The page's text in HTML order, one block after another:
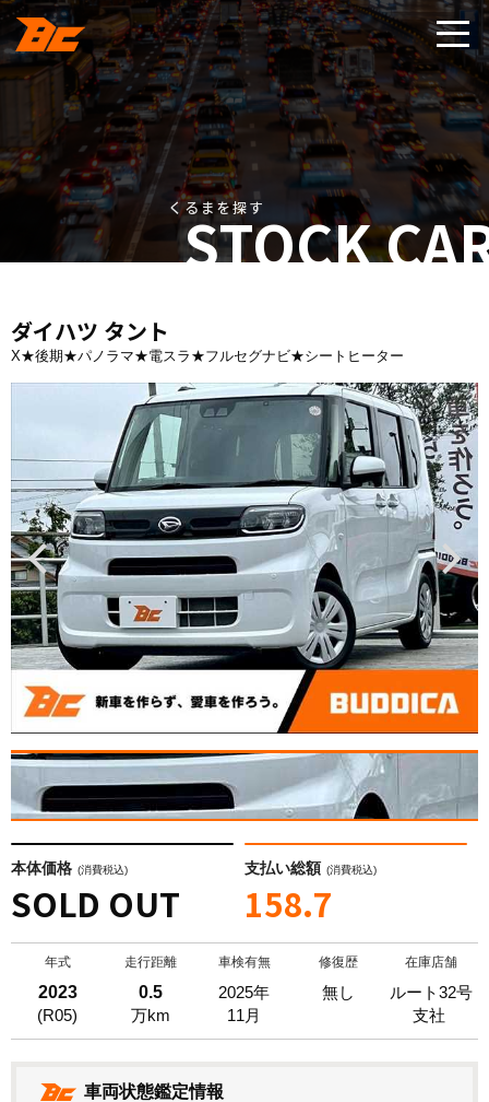
くるまを探す
STOCK
ダイハツ タント
X★後期★パノラマ★電スラ★フルセグナビ★シートヒーター
本体価格 (消費税込)
SOLD OUT
支払い総額 (消費税込)
158.7
年式
2023
(R05)
走行距離
0.5
万km
車検有無
2025年
11月
修復歴
無し
在庫店舗
ルート32号
支社
車両状態鑑定情報